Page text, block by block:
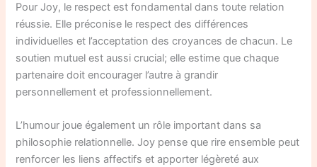
Pour Joy, le respect est fondamental dans toute relation
réussie. Elle préconise le respect des différences
individuelles et l’acceptation des croyances de chacun. Le
soutien mutuel est aussi crucial; elle estime que chaque
partenaire doit encourager l’autre à grandir
personnellement et professionnellement.
L’humour joue également un rôle important dans sa
philosophie relationnelle. Joy pense que rire ensemble peut
renforcer les liens affectifs et apporter légèreté aux